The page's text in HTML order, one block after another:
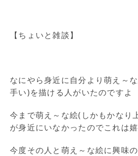
【ちょいと雑談】
なにやら身近に自分より萌え～
手い)を描ける人がいたのですよ
今まで萌え～な絵(しかもかなり
が身近にいなかったのでこれは
今度その人と萌え～な絵に興味